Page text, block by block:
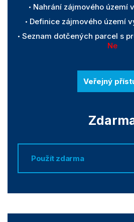
Nahrání zájmového území
Definice zájmového území
Seznam dotčených parcel s
Ne
Veřejný
Použít zdarma